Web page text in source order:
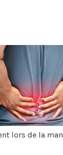
lors de la